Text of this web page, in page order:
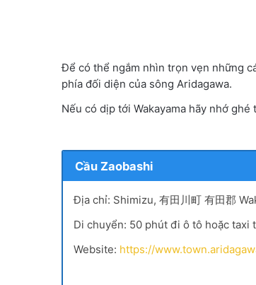
Để có thể ngắm nhìn trọn vẹn những
phía đối diện của sông Aridagawa.
Nếu có dịp tới Wakayama hãy nhớ
Cầu Zaobashi
Địa chỉ: Shimizu, 有田川町 有田郡
Di chuyển: 50 phút đi ô tô hoặc taxi
Website: https://